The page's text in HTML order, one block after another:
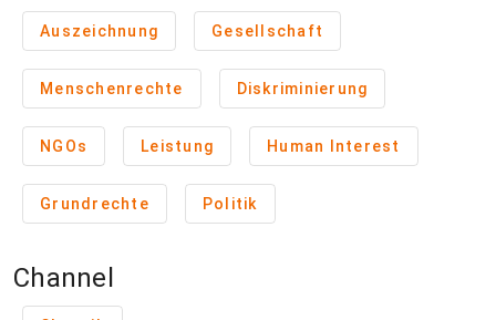
Auszeichnung Gesellschaft
Menschenrechte Diskriminierung
NGOs Leistung Human Interest
Grundrechte Politik
Channel